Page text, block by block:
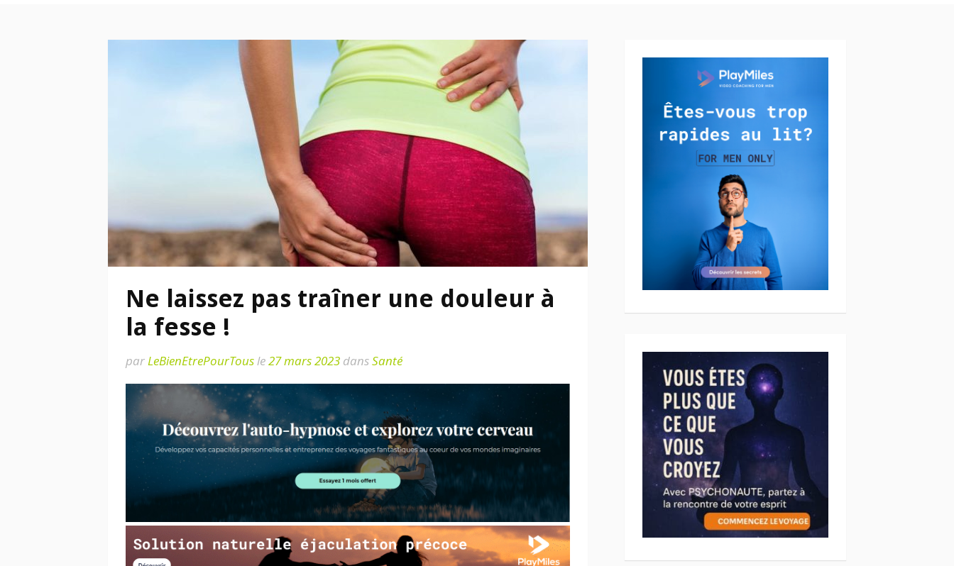
Ne laissez pas traîner une douleur à
la fesse !
parLeBienEtrePourTousle27 mars 2023 dansSanté